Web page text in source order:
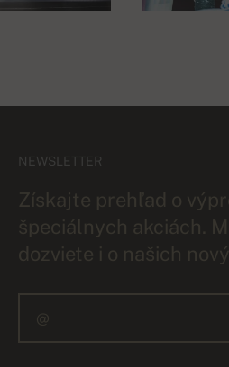
NEWSLETTER
Získajte prehľad o
špeciálnych akciách.
dozviete i o našich